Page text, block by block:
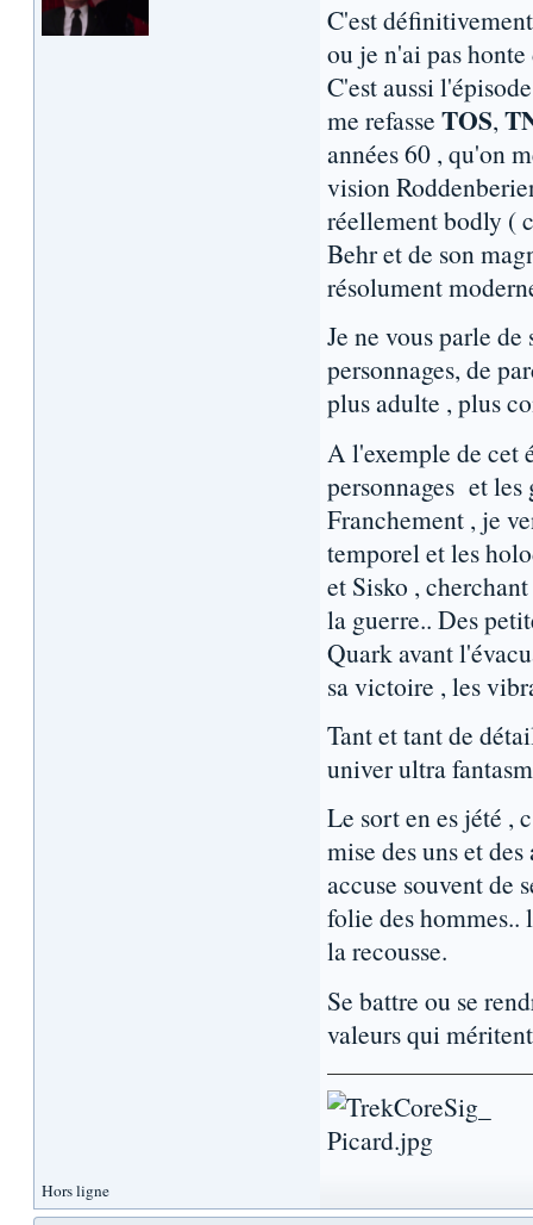
C'est
ou je n'ai pas
C'est aussi
me refasse TOS,
années 60 , qu'on
vision
réellement bodly (
Behr et de son
résolument
Je ne vous parle
personnages, de
plus adulte , plus
A l'exemple de cet
personnages et les
Franchement , je
temporel et les
et Sisko ,
la guerre.. Des
Quark avant
sa victoire , les
Tant et tant de
univer ultra
Le sort en es jété ,
mise des uns et
accuse souvent
folie des hommes..
la recousse.
Se battre ou se
valeurs qui
Hors ligne